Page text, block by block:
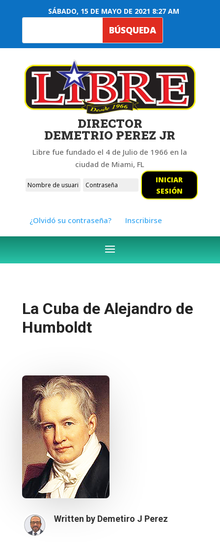
SÁBADO, 15 DE MAYO DE 2021 8:27 AM
DIRECTOR
DEMETRIO PEREZ JR
Libre fue fundado el 4 de Julio de 1966 en la
ciudad de Miami, FL
INICIAR
SESIÓN
¿Olvidó su contraseña? Inscribirse
La Cuba de Alejandro de
Humboldt
Written by Demetiro J Perez